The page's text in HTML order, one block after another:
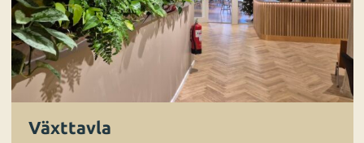
Växttavla